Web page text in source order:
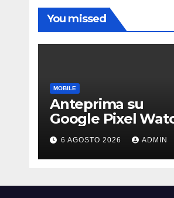
You missed
MOBILE
Anteprima su
Google Pixel
5: tutte le
e i prezzi trapelati
6 AGOSTO 2026 ADMIN